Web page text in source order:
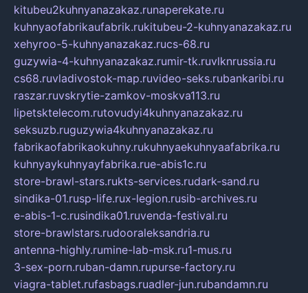
kitubeu2kuhnyanazakaz.runaperekate.ru
kuhnyaofabrikaufabrik.rukitubeu-2-kuhnyanazakaz.ru
xehyroo-5-kuhnyanazakaz.rucs-68.ru
guzywia-4-kuhnyanazakaz.rumir-tk.ruvlknrussia.ru
cs68.ruvladivostok-map.ruvideo-seks.rubankaribi.ru
raszar.ruvskrytie-zamkov-moskva113.ru
lipetsktelecom.rutovudyi4kuhnyanazakaz.ru
seksuzb.ruguzywia4kuhnyanazakaz.ru
fabrikaofabrikaokuhny.rukuhnyaekuhnyaafabrika.ru
kuhnyaykuhnyayfabrika.rue-abis1c.ru
store-brawl-stars.rukts-services.rudark-sand.ru
sindika-01.rusp-life.rux-legion.rusib-archives.ru
e-abis-1-c.rusindika01.ruvenda-festival.ru
store-brawlstars.rudooraleksandria.ru
antenna-highly.rumine-lab-msk.ru1-mus.ru
3-sex-porn.ruban-damn.rupurse-factory.ru
viagra-tablet.rufasbags.ruadler-jun.rubandamn.ru